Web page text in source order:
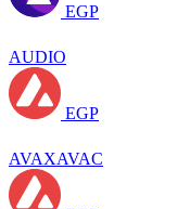
EGP
AUDIO
EGP
AVAXAVAC